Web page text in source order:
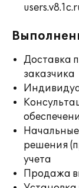
Доставка
заказчика
решения
учета
Продажа